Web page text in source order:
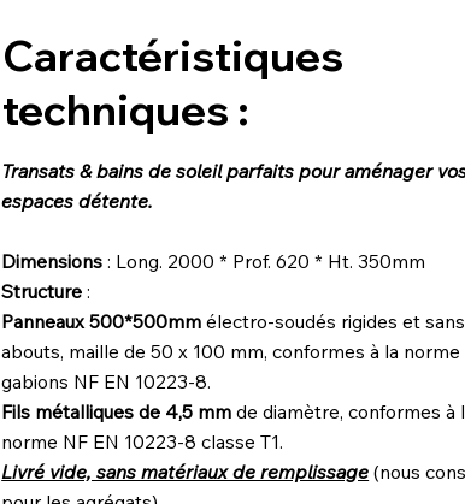
Caractéristiques
techniques :
Transats & bains de soleil parfaits pour aménager
espaces détente.
Dimensions : Long. 2000 * Prof. 620 * Ht. 350mm
Structure :
Panneaux 500*500mmélectro-soudés rigides et sans
abouts, maille de 50 x 100 mm, conformes à la norme
gabions NF EN 10223-8.
Fils métalliques de 4,5 mm de diamètre, conformes à
norme NF EN 10223-8 classe T1.
Livré vide, sans matériaux de remplissage (nous